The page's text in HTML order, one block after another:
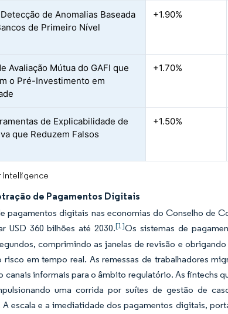
de Anomalias Baseada
de Primeiro Nível
+1.90%
Avaliação Mútua do GAFI que
o Pré-Investimento em
+1.70%
de Explicabilidade de
que Reduzem Falsos
+1.50%
Intelligence
de Pagamentos Digitais
pagamentos digitais nas economias do Conselho de
USD 360 bilhões até 2030.[1]Os sistemas de
comprimindo as janelas de revisão e
risco em tempo real. As remessas de trabalhadores
canais informais para o âmbito regulatório. As fintechs
uma corrida por suítes de gestão de
escala e a imediatidade dos pagamentos digitais,